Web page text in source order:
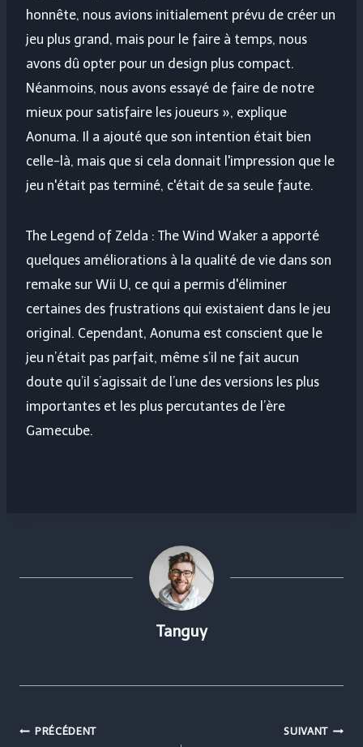
honnête, nous avions initialement prévu de créer un
jeu plus grand, mais pour le faire à temps, nous
avons dû opter pour un design plus compact.
Néanmoins, nous avons essayé de faire de notre
mieux pour satisfaire les joueurs », explique
Aonuma. Il a ajouté que son intention était bien
celle-là, mais que si cela donnait l'impression que le
jeu n'était pas terminé, c'était de sa seule faute.
The Legend of Zelda : The Wind Waker a apporté
quelques améliorations à la qualité de vie dans son
remake sur Wii U, ce qui a permis d'éliminer
certaines des frustrations qui existaient dans le jeu
original. Cependant, Aonuma est conscient que le
jeu n’était pas parfait, même s’il ne fait aucun
doute qu’il s’agissait de l’une des versions les plus
importantes et les plus percutantes de l’ère
Gamecube.
Tanguy
Navigation
PRÉCÉDENT SUIVANT